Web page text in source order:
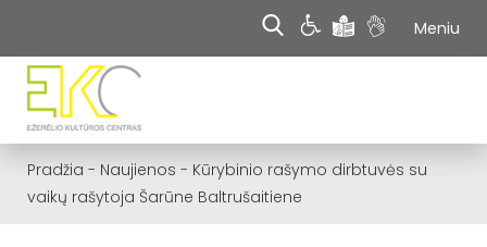
Meniu
Pradžia - Naujienos - Kūrybinio rašymo dirbtuvės su
vaikų rašytoja Šarūne Baltrušaitiene